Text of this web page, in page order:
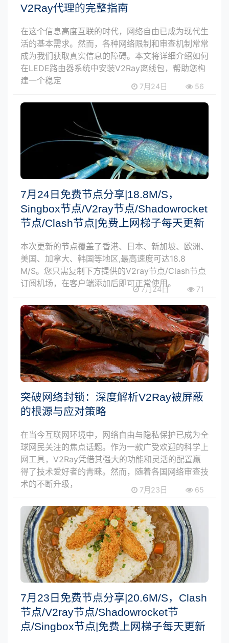
V2Ray代理的完整指南
在这个信息高度互联的时代，网络自由已成为现代生
活的基本需求。然而，各种网络限制和审查机制常常
成为我们获取真实信息的障碍。本文将详细介绍如何
在LEDE路由器系统中安装V2Ray离线包，帮助您构
建一个稳定
7月24日 56
7月24日免费节点分享|18.8M/S，
Singbox节点/V2ray节点/Shadowrocket
节点/Clash节点|免费上网梯子每天更新
本次更新的节点覆盖了香港、日本、新加坡、欧洲、
美国、加拿大、韩国等地区,最高速度可达18.8
M/S。您只需复制下方提供的V2ray节点/Clash节点
订阅机场，在客户端添加后即可正常使用。
7月24日 71
突破网络封锁：深度解析V2Ray被屏蔽
的根源与应对策略
在当今互联网环境中，网络自由与隐私保护已成为全
球网民关注的焦点话题。作为一款广受欢迎的科学上
网工具，V2Ray凭借其强大的功能和灵活的配置赢
得了技术爱好者的青睐。然而，随着各国网络审查技
术的不断升级，
7月23日 65
7月23日免费节点分享|20.6M/S，Clash
节点/V2ray节点/Shadowrocket节
点/Singbox节点|免费上网梯子每天更新